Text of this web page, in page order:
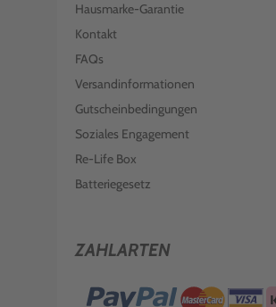
Hausmarke-Garantie
Kontakt
FAQs
Versandinformationen
Gutscheinbedingungen
Soziales Engagement
Re-Life Box
Batteriegesetz
ZAHLARTEN